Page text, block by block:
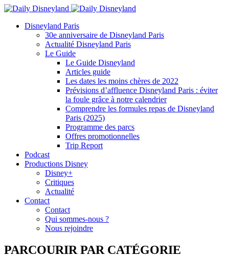
Disneyland Paris
30e anniversaire de Disneyland Paris
Actualité Disneyland Paris
Le Guide
Le Guide Disneyland
Articles guide
Les dates les moins chères de 2022
Prévisions d’affluence Disneyland Paris : éviter
la foule grâce à notre calendrier
Comprendre les formules repas de Disneyland
Paris (2025)
Programme des parcs
Offres promotionnelles
Trip Report
Podcast
Productions Disney
Disney+
Critiques
Actualité
Contact
Contact
Qui sommes-nous ?
Nous rejoindre
PARCOURIR PAR CATÉGORIE